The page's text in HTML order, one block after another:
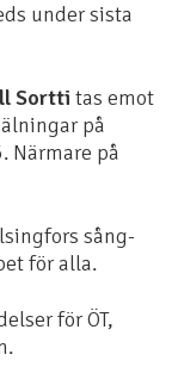
under sista
Sortti tas emot
på
Närmare på
sång-
för alla.
för ÖT,